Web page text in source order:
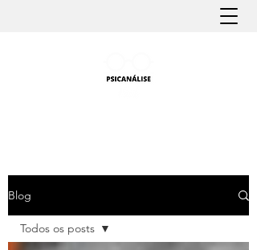
Blog
Todos os posts